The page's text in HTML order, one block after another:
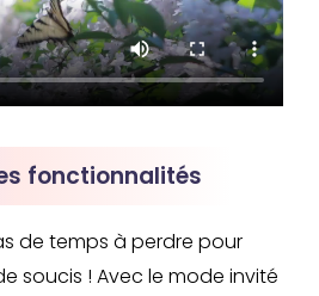
fonctionnalités
de temps à perdre pour
soucis ! Avec le mode invité